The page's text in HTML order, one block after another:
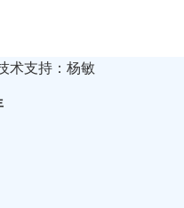
术支持：杨敏